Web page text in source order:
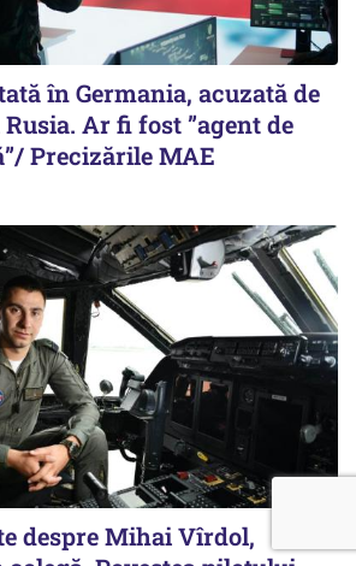
în Germania, acuzată de
Ar fi fost ”agent de
Precizările MAE
despre Mihai Vîrdol,